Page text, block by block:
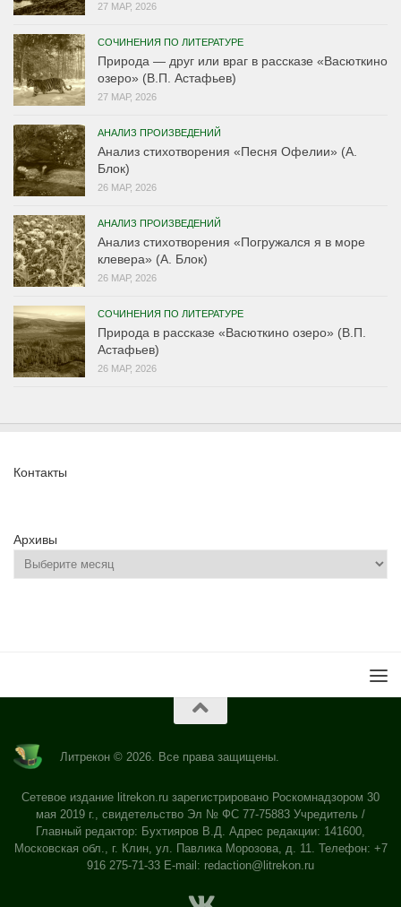
27 МАР, 2026
СОЧИНЕНИЯ ПО ЛИТЕРАТУРЕ
Природа — друг или враг в рассказе «Васюткино
озеро» (В.П. Астафьев)
27 МАР, 2026
АНАЛИЗ ПРОИЗВЕДЕНИЙ
Анализ стихотворения «Песня Офелии» (А.
Блок)
26 МАР, 2026
АНАЛИЗ ПРОИЗВЕДЕНИЙ
Анализ стихотворения «Погружался я в море
клевера» (А. Блок)
26 МАР, 2026
СОЧИНЕНИЯ ПО ЛИТЕРАТУРЕ
Природа в рассказе «Васюткино озеро» (В.П.
Астафьев)
26 МАР, 2026
Контакты
Архивы
Литрекон © 2026. Все права защищены.
Сетевое издание litrekon.ru зарегистрировано Роскомнадзором 30
мая 2019 г., свидетельство Эл № ФС 77-75883 Учредитель /
Главный редактор: Бухтияров В.Д. Адрес редакции: 141600,
Московская обл., г. Клин, ул. Павлика Морозова, д. 11. Телефон: +7
916 275-71-33 E-mail: redaction@litrekon.ru